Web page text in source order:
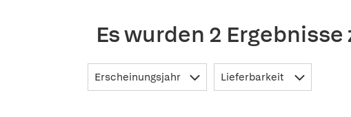
Es wurden 2
Erscheinungsjahr Lieferbarkeit